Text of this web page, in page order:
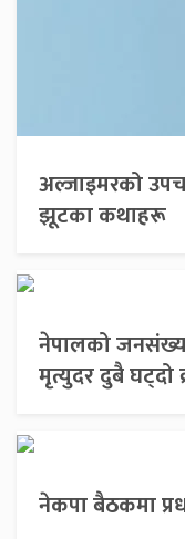
अल्जाइमरको
झूटका कथाहरू
नेपालको
मृत्युदर दुबै घट्दो
नेकपा बैठकमा